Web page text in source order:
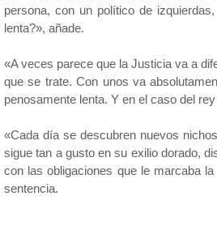
persona, con un político de
lenta?», añade.
«A veces parece que la Justicia va a
que se trate. Con unos va
penosamente lenta. Y en el caso del
«Cada día se descubren nuevos
sigue tan a gusto en su exilio dorado,
con las obligaciones que le marcaba
sentencia.